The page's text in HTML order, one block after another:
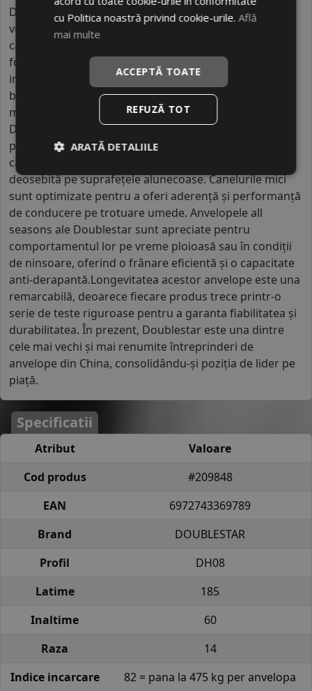
Doublestar sunt concepute pentru o gamă largă de
vehicule, inclusiv mașini mici și medii, SUV-uri,
camioane și furgonete. Fiecare model de anvelopă a
fost aprobat de diverse organisme internaționale,
inclusiv ECE, DOT, INMETRO, GCC, SNI, COP, SABS, și
beneficiază de certificări ISO / TS16949 pentru
managementul calității.Modelele de anvelope
Doublestar sunt proiectate pentru a asigura
performanțe excelente pe vreme umedă, având o
capacitate excelentă de scurgere și o tracțiune
deosebită pe suprafețele alunecoase. Canelurile mici
sunt optimizate pentru a oferi aderență și performanță
de conducere pe trotuare umede. Anvelopele all
seasons ale Doublestar sunt apreciate pentru
comportamentul lor pe vreme ploioasă sau în condiții
de ninsoare, oferind o frânare eficientă și o capacitate
anti-derapantă.Longevitatea acestor anvelope este una
remarcabilă, deoarece fiecare produs trece printr-o
serie de teste riguroase pentru a garanta fiabilitatea și
durabilitatea. În prezent, Doublestar este una dintre
cele mai vechi și mai renumite întreprinderi de
anvelope din China, consolidându-și poziția de lider pe
piață.
Specificatii
Atribut
Valoare
Cod produs
#209848
EAN
6972743369789
Brand
DOUBLESTAR
Profil
DH08
Latime
185
Inaltime
60
Raza
14
Indice incarcare
82 = pana la 475 kg per anvelopa
cu Politica noastră privind cookie-urile.Află
mai multe
ACCEPTĂ TOATE
REFUZĂ TOT
ARATĂ DETALIILE